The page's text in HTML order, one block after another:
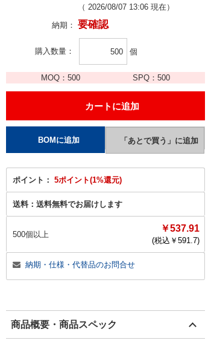
（ 2026/08/07 13:06 現在）
納期： 要確認
購入数量 個
MOQ：500 SPQ： 500
ポイント： 5ポイント(1%還元)
送料： 送料無料でお届けします
500個以上
￥537.91
(税込￥ 591.7)
納期・仕様・代替品のお問合せ
商品概要・商品スペック